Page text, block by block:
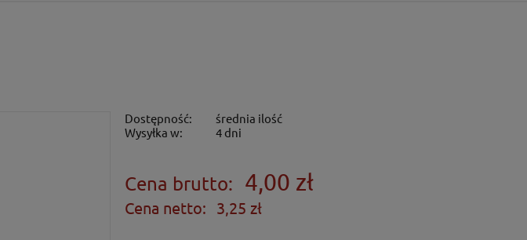
Dostępność:
średnia ilość
Wysyłka w:
4 dni
Cena brutto: 4,00 zł
Cena netto: 3,25 zł